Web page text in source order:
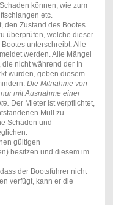
können, wie zum
etc.
den Zustand des Bootes
überprüfen, welche dieser
unterschreibt. Alle
werden. Alle Mängel
nicht während der In
wurden, geben diesem
Die Mitnahme von
mit Ausnahme einer
Der Mieter ist verpflichtet,
Müll zu
Schäden und
gültigen
besitzen und diesem im
der Bootsführer nicht
verfügt, kann er die